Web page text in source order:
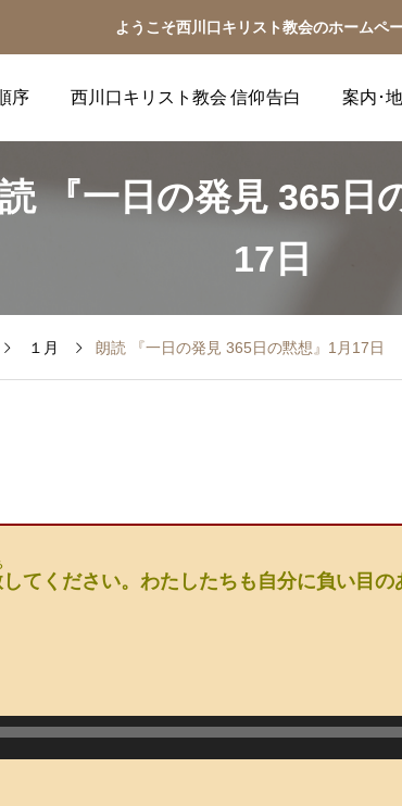
ようこそ西川口キリスト教会のホームペ
序 西川口キリスト教会 信仰告白 案内･
『一日の発見 365日
17日
１月 朗読 『一日の発見 365日の黙想』1月17日
してください。わたしたちも自分に負い目の